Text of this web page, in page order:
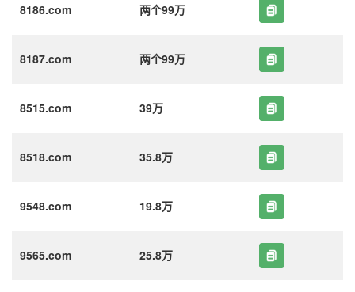
8186.com 两个99万
8187.com 两个99万
8515.com 39万
8518.com 35.8万
9548.com 19.8万
9565.com 25.8万